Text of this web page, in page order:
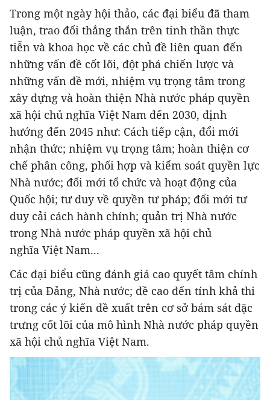
Trong một ngày hội thảo, các đại biểu đã tham
luận, trao đổi thẳng thắn trên tinh thần thực
tiễn và khoa học về các chủ đề liên quan đến
những vấn đề cốt lõi, đột phá chiến lược và
những vấn đề mới, nhiệm vụ trọng tâm trong
xây dựng và hoàn thiện Nhà nước pháp quyền
xã hội chủ nghĩa Việt Nam đến 2030, định
hướng đến 2045 như: Cách tiếp cận, đổi mới
nhận thức; nhiệm vụ trọng tâm; hoàn thiện cơ
chế phân công, phối hợp và kiểm soát quyền lực
Nhà nước; đổi mới tổ chức và hoạt động của
Quốc hội; tư duy về quyền tư pháp; đổi mới tư
duy cải cách hành chính; quản trị Nhà nước
trong Nhà nước pháp quyền xã hội chủ
nghĩa Việt Nam...
Các đại biểu cũng đánh giá cao quyết tâm chính
trị của Đảng, Nhà nước; đề cao đến tính khả thi
trong các ý kiến đề xuất trên cơ sở bám sát đặc
trưng cốt lõi của mô hình Nhà nước pháp quyền
xã hội chủ nghĩa Việt Nam.